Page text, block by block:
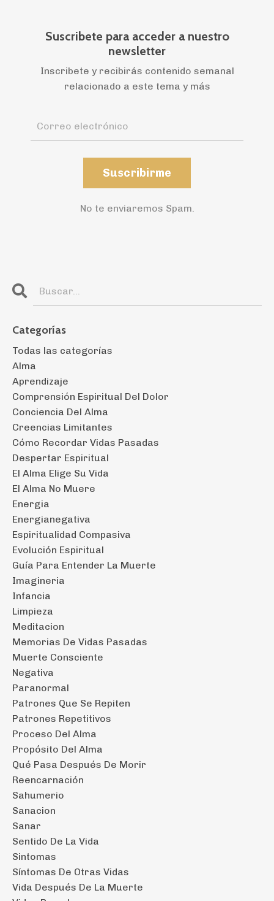
Suscribete para acceder a nuestro
newsletter
Inscribete y recibirás contenido semanal
relacionado a este tema y más
Suscribirme
No te enviaremos Spam.
Categorías
Todas las categorías
Alma
Aprendizaje
Comprensión Espiritual Del Dolor
Conciencia Del Alma
Creencias Limitantes
Cómo Recordar Vidas Pasadas
Despertar Espiritual
El Alma Elige Su Vida
El Alma No Muere
Energia
Energianegativa
Espiritualidad Compasiva
Evolución Espiritual
Guía Para Entender La Muerte
Imagineria
Infancia
Limpieza
Meditacion
Memorias De Vidas Pasadas
Muerte Consciente
Negativa
Paranormal
Patrones Que Se Repiten
Patrones Repetitivos
Proceso Del Alma
Propósito Del Alma
Qué Pasa Después De Morir
Reencarnación
Sahumerio
Sanacion
Sanar
Sentido De La Vida
Sintomas
Síntomas De Otras Vidas
Vida Después De La Muerte